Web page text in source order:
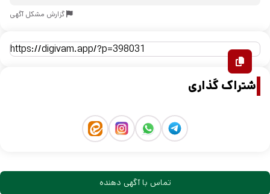
گزارش مشکل آگهی
اشتراک گذاری
تماس با آگهی دهنده